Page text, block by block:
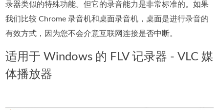
录器类似的特殊功能。但它的录音能力是非常标准的。如果
我们比较 Chrome 录音机和桌面录音机，桌面是进行录音的
有效方式，因为您不会介意互联网连接是否中断。
适用于 Windows 的 FLV 记录器 - VLC 媒
体播放器